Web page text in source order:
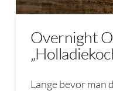
Overnight
Lange bevor man